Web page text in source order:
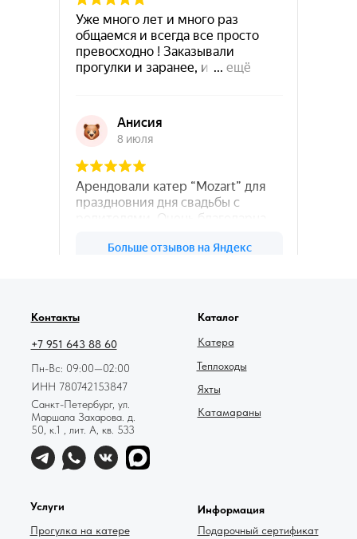
Контакты
+7 951 643 88 60
Пн-Вс: 09:00—02:00
ИНН 780742153847
Санкт-Петербург, ул.
Маршала Захарова. д.
50, к.1 , лит. А, кв. 533
Услуги
Прогулка на катере
Каталог
Катамараны
Яхты
Теплоходы
Катера
Информация
Подарочный сертификат